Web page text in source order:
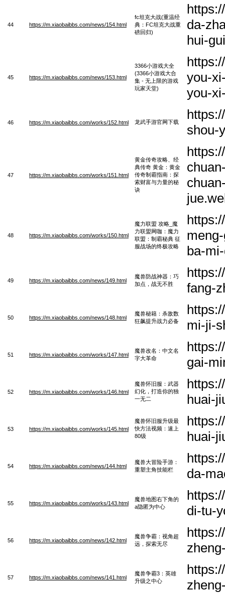
44 https://m.xiaobaibbs.com/news/154.html
fc坦克大战(重温经
典：FC坦克大战重
磅回归)
da-
hui-
45 https://m.xiaobaibbs.com/news/153.html
3366小游戏大全
(3366小游戏大合
集 - 无上限的游戏
玩家天堂)
you-
you-
46 https://m.xiaobaibbs.com/works/152.html 龙武手游官网下载
shou-
47 https://m.xiaobaibbs.com/works/151.html
黄金传奇攻略、经
典传奇 黄金：黄金
传奇制霸指南：探
索财富与力量的秘
诀
48 https://m.xiaobaibbs.com/works/150.html
魔力联盟 攻略_魔
力联盟网咖：魔力
联盟：制霸秘典 征
服战场的终极攻略
ba-
49 https://m.xiaobaibbs.com/news/149.html
魔兽防战神器：巧
加点，战无不胜
fang-
50 https://m.xiaobaibbs.com/news/148.html
魔兽秘籍：杀敌数
狂飙提升战力必备
mi-ji-
51 https://m.xiaobaibbs.com/works/147.html
魔兽改名：中文名
字大革命
gai-
52 https://m.xiaobaibbs.com/works/146.html
魔兽怀旧服：武器
幻化，打造你的独
一无二
huai-
53 https://m.xiaobaibbs.com/works/145.html
魔兽怀旧服升级最
快方法视频：速上
80级
huai-
54 https://m.xiaobaibbs.com/news/144.html
魔兽大冒险手游：
重塑主角技能栏
da-
55 https://m.xiaobaibbs.com/works/143.html
魔兽地图右下角的
a隐匿为中心
di-tu-
56 https://m.xiaobaibbs.com/news/142.html
魔兽争霸：视角超
远，探索无尽
57 https://m.xiaobaibbs.com/news/141.html
魔兽争霸3：英雄
升级之中心